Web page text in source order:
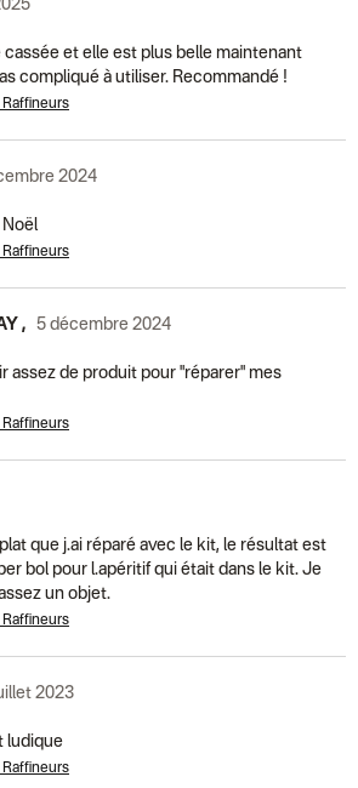
et elle est plus belle maintenant
compliqué à utiliser. Recommandé !
2024
Noël
, 5 décembre 2024
assez de produit pour "réparer" mes
que j.ai réparé avec le kit, le résultat est
bol pour l.apéritif qui était dans le kit. Je
un objet.
2023
ludique